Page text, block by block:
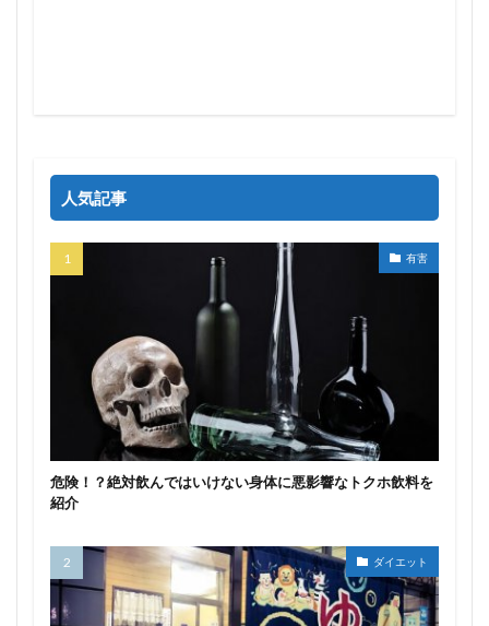
人気記事
有害
危険！？絶対飲んではいけない身体に悪影響なトクホ飲料を
紹介
ダイエット